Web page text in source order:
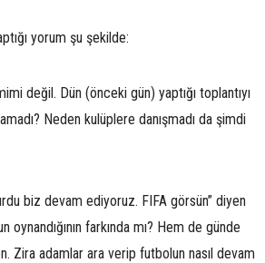
yorum şu şekilde:
değil. Dün (önceki gün) yaptığı toplantıyı
Neden kulüplere danışmadı da şimdi
biz devam ediyoruz. FIFA görsün” diyen
farkında mı? Hem de günde
Zira adamlar ara verip futbolun nasıl devam